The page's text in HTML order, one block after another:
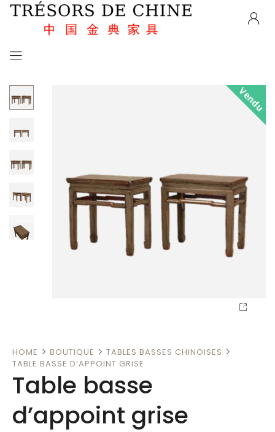
Vendu
HOME BOUTIQUE
TABLES BASSES CHINOISES
TABLE BASSE D’APPOINT GRISE
Table basse
d’appoint grise